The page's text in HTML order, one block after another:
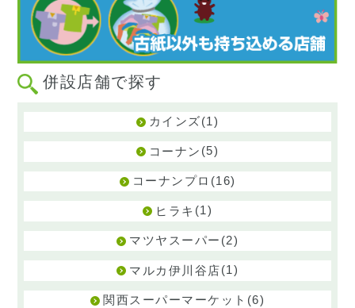
併設店舗で探す
カインズ(1)
コーナン (5)
コーナンプロ (16)
ヒラキ (1)
マツヤスーパー (2)
マルカ伊川谷店(1)
関西スーパーマーケット (6)